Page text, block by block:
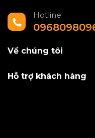
Hotline
Về chúng tôi
Hỗ trợ khách hàng